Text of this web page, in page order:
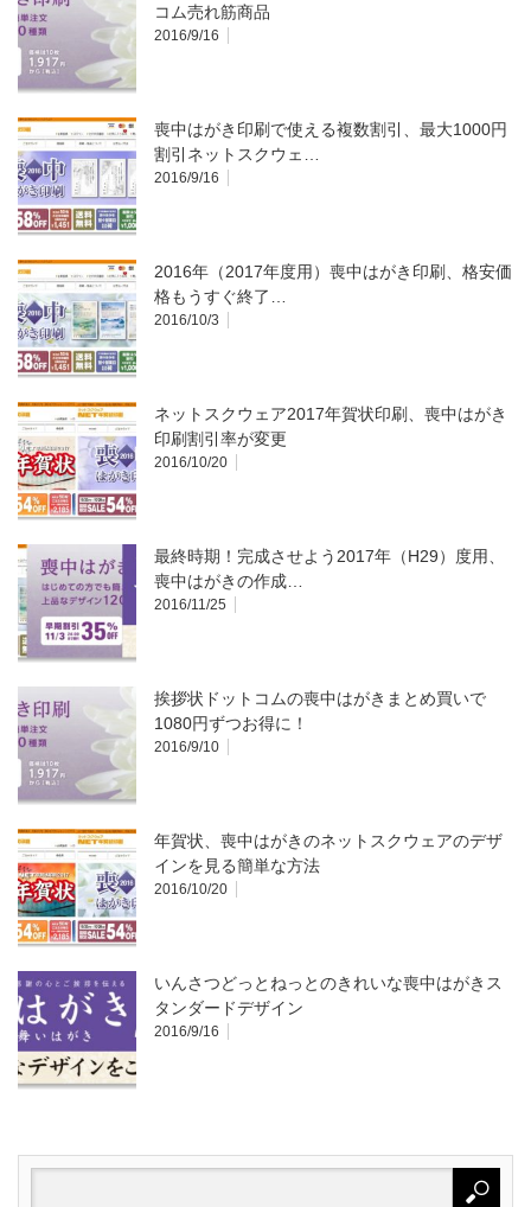
コム売れ筋商品
2016/9/16
喪中はがき印刷で使える複数割引、最大1000円
割引ネットスクウェ…
2016/9/16
2016年（2017年度用）喪中はがき印刷、格安価
格もうすぐ終了…
2016/10/3
ネットスクウェア2017年賀状印刷、喪中はがき
印刷割引率が変更
2016/10/20
最終時期！完成させよう2017年（H29）度用、
喪中はがきの作成…
2016/11/25
挨拶状ドットコムの喪中はがきまとめ買いで
1080円ずつお得に！
2016/9/10
年賀状、喪中はがきのネットスクウェアのデザ
インを見る簡単な方法
2016/10/20
いんさつどっとねっとのきれいな喪中はがきス
タンダードデザイン
2016/9/16